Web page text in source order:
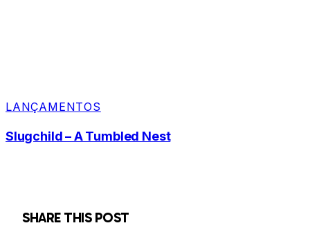
LANÇAMENTOS
Slugchild – A Tumbled Nest
SHARE THIS POST